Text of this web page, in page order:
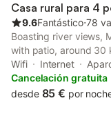
Casa rural para 4
9.6Fantástico⋅78
Boasting river views,
with patio, around 30
entrance at the
stay.
Wifi Internet
Cancelación gratuita
desde 85 € por